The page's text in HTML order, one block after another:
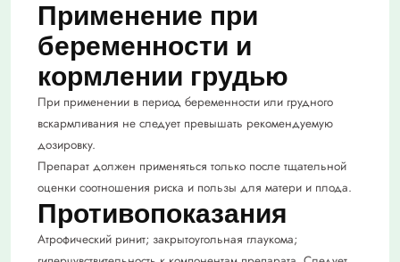
Применение при
беременности и
кормлении грудью
При применении в период беременности или грудного
вскармливания не следует превышать рекомендуемую
дозировку.
Препарат должен применяться только после тщательной
оценки соотношения риска и пользы для матери и плода.
Противопоказания
Атрофический ринит; закрытоугольная глаукома;